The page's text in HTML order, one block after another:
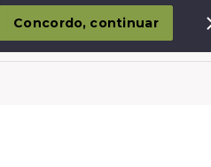
Olá! somos da Linkmob, como
Concordo, continuar